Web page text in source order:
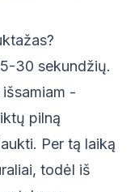
30 sekundžių.
-
pilną
Per tą laiką
todėl iš